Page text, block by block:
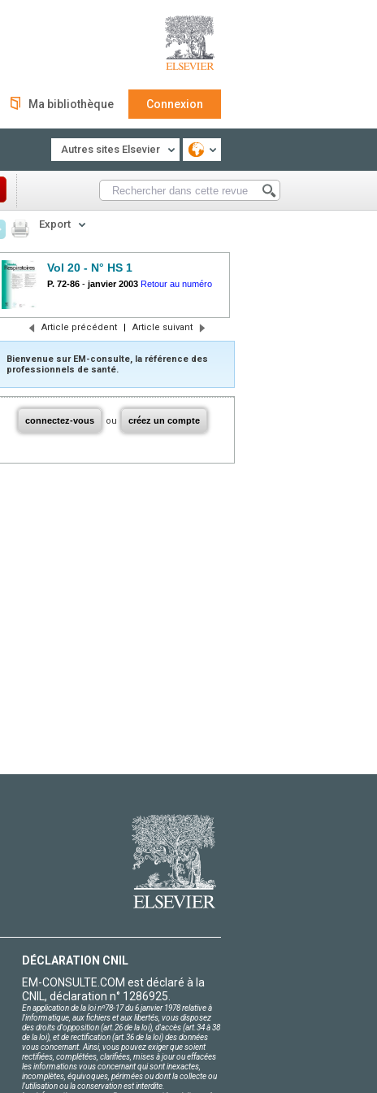
Ma bibliothèque Connexion
Autres sites Elsevier
Export
Vol 20 - N° HS 1
P. 72-86 - janvier 2003 Retour au numéro
Article précédent | Article suivant
Bienvenue sur EM-consulte, la référence des
professionnels de santé.
connectez-vous ou créez un compte
DÉCLARATION CNIL
EM-CONSULTE.COM est déclaré à la
CNIL, déclaration n° 1286925.
En application de la loi nº78-17 du 6 janvier 1978 relative à
l'informatique, aux fichiers et aux libertés, vous disposez
des droits d'opposition (art.26 de la loi), d'accès (art.34 à 38
de la loi), et de rectification (art.36 de la loi) des données
vous concernant. Ainsi, vous pouvez exiger que soient
rectifiées, complétées, clarifiées, mises à jour ou effacées
les informations vous concernant qui sont inexactes,
incomplètes, équivoques, périmées ou dont la collecte ou
l'utilisation ou la conservation est interdite.